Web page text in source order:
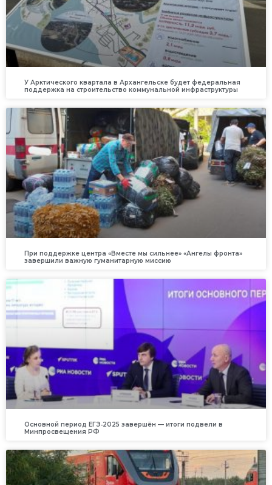
У Арктического квартала в Архангельске будет федеральная
поддержка на строительство коммунальной инфраструктуры
При поддержке центра «Вместе мы сильнее» «Ангелы фронта»
завершили важную гуманитарную миссию
Основной период ЕГЭ‑2025 завершён — итоги подвели в
Минпросвещения РФ